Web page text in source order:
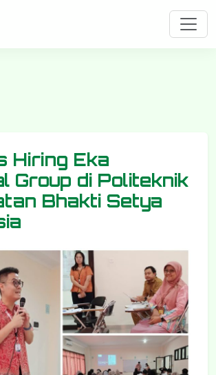
Hiring Eka
Group di Politeknik
Bhakti Setya